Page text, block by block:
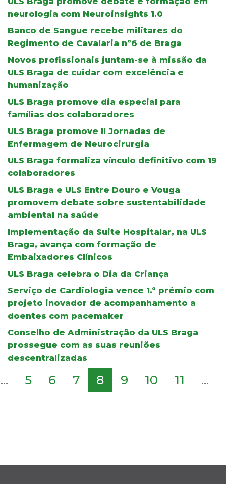
neurologia com Neuroinsights 1.0
Banco de Sangue recebe militares do
Regimento de Cavalaria nº6 de Braga
Novos profissionais juntam-se à missão da
ULS Braga de cuidar com excelência e
humanização
ULS Braga promove dia especial para
famílias dos colaboradores
ULS Braga promove II Jornadas de
Enfermagem de Neurocirurgia
ULS Braga formaliza vínculo definitivo com 19
colaboradores
ULS Braga e ULS Entre Douro e Vouga
promovem debate sobre sustentabilidade
ambiental na saúde
Implementação da Suite Hospitalar, na ULS
Braga, avança com formação de
Embaixadores Clínicos
ULS Braga celebra o Dia da Criança
Serviço de Cardiologia vence 1.º prémio com
projeto inovador de acompanhamento a
doentes com pacemaker
Conselho de Administração da ULS Braga
prossegue com as suas reuniões
descentralizadas
... 5 6 7 8 9 10 11 ...